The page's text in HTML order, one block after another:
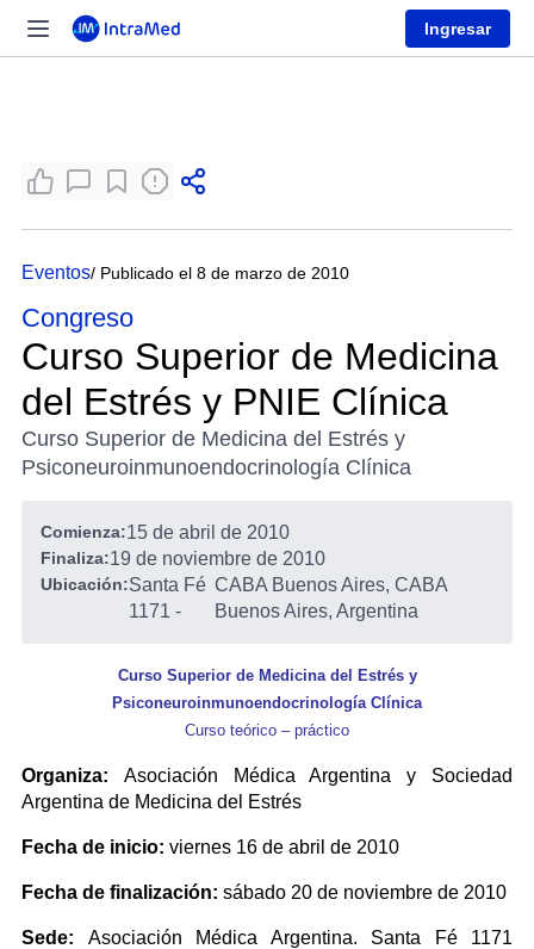
Ingresar
Eventos/ Publicado el 8 de marzo de 2010
Congreso
Curso Superior de Medicina
del Estrés y PNIE Clínica
Curso Superior de Medicina del Estrés y
Psiconeuroinmunoendocrinología Clínica
Comienza:15 de abril de 2010
Finaliza:19 de noviembre de 2010
Ubicación:Santa Fé
1171 -
CABA Buenos Aires, CABA
Buenos Aires, Argentina
Curso Superior de Medicina del Estrés y
Psiconeuroinmunoendocrinología Clínica
Curso teórico – práctico
Organiza: Asociación Médica Argentina y Sociedad
Argentina de Medicina del Estrés
Fecha de inicio: viernes 16 de abril de 2010
Fecha de finalización: sábado 20 de noviembre de 2010
Sede: Asociación Médica Argentina. Santa Fé 1171